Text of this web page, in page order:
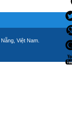
Việt Nam.